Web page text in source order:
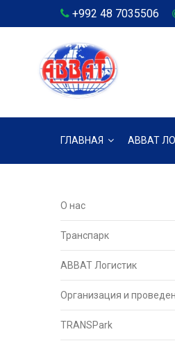
+992 48 7035506
ГЛАВНАЯ АВВАТ
О нас
Транспарк
ABBAT Логистик
Организация и
TRANSPark